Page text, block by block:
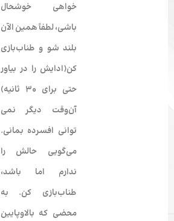
خواهی خوشحال
باشی، لطفاً همین الآن
بلند شو و طناب‌­بازی
کن(ادایش را در بیاور
حتی برای 30 ثانیه)
آن‌وقت دیگر نمی­‌
توانی افسرده بمانی.
می­‌گویی حالش را
ندارم اما باشد،
طناب‌بازی کن. به
محضی که بالاوپایین